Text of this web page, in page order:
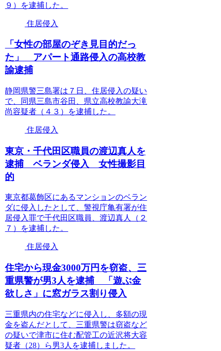
９）を逮捕した。
住居侵入
「女性の部屋のぞき見目的だっ
た」 アパート通路侵入の高校教
諭逮捕
静岡県警三島署は７日、住居侵入の疑い
で、同県三島市谷田、県立高校教諭大滝
尚容疑者（４３）を逮捕した。
住居侵入
東京・千代田区職員の渡辺真人を
逮捕 ベランダ侵入 女性撮影目
的
東京都葛飾区にあるマンションのベラン
ダに侵入したとして、警視庁亀有署が住
居侵入罪で千代田区職員、渡辺真人（２
７）を逮捕した。
住居侵入
住宅から現金3000万円を窃盗、三
重県警が男3人を逮捕 「遊ぶ金
欲しさ」に窓ガラス割り侵入
三重県内の住宅などに侵入し、多額の現
金を盗んだとして、三重県警は窃盗など
の疑いで津市に住む配管工の近沢将大容
疑者（28）ら男3人を逮捕しました。